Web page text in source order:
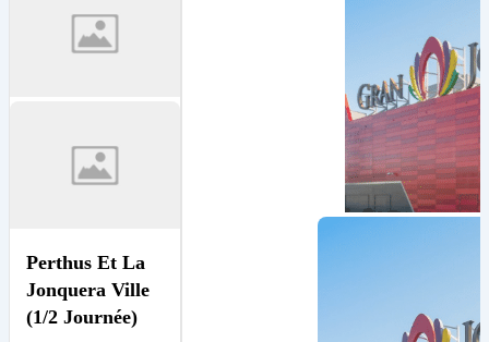
Perthus Et La
Jonquera Ville
(1/2 Journée)